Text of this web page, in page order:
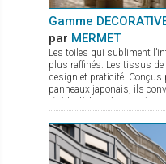
Gamme
par MERMET
Les toiles qui subliment
plus raffinés. Les tissus de
design et praticité. Conçus
panneaux japonais, ils
résidentiels qu’aux
reconnue pour ses textiles
thermique, gestion de la
son offre avec la gamme
soignée et performance.